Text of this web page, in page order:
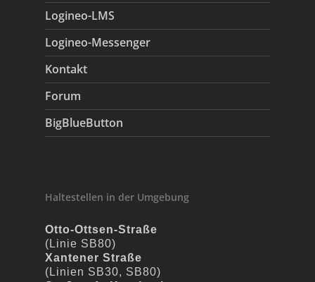
Logineo-LMS
Logineo-Messenger
Kontakt
Forum
BigBlueButton
Haltestellen in der Umgebung
Otto-Ottsen-Straße
(Linie SB80)
Xantener Straße
(Linien SB30, SB80)